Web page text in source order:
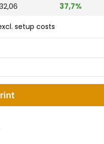
37,7%
setup costs